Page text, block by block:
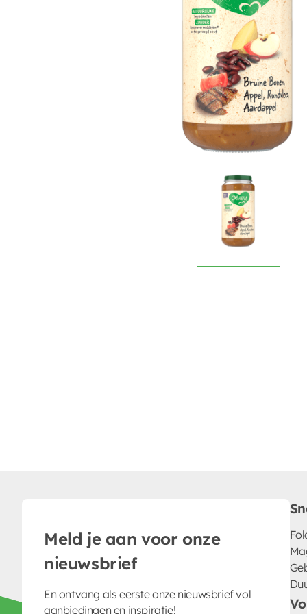
Meld je aan voor onze
nieuwsbrief
En ontvang als eerste onze nieuwsbrief vol
aanbiedingen en inspiratie!